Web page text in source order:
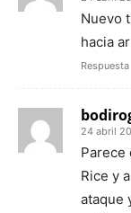
Nuevo
hacia
Respuesta
24 abril
Parece
Rice y
ataque